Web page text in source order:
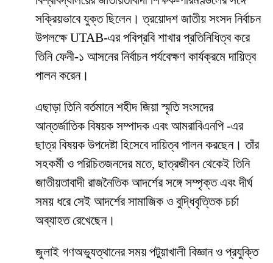
সক্রিয়ভাবে যুক্ত ছিলেন। ত্রয়োদশ জাতীয় সংসদ নির্বাচন
উপলক্ষে UTAB-এর পবিপ্রবি শাখার প্রতিনিধিত্ব করে
তিনি ফেনী-১ আসনের নির্বাচন পর্যবেক্ষণ কার্যক্রমে দায়িত্ব
পালন করেন।
এছাড়া তিনি বর্তমানে শহীদ জিয়া স্মৃতি সংসদের
আন্তর্জাতিক বিষয়ক সম্পাদক এবং আমরাবিএনপি -এর
ছাত্র বিষয়ক উপদেষ্টা হিসেবে দায়িত্ব পালন করছেন। তাঁর
সহকর্মী ও পরিচিতজনদের মতে, ছাত্রজীবন থেকেই তিনি
জাতীয়তাবাদী রাজনৈতিক আদর্শের সঙ্গে সম্পৃক্ত এবং দীর্ঘ
সময় ধরে সেই আদর্শের সামাজিক ও বুদ্ধিবৃত্তিক চর্চা
অব্যাহত রেখেছেন।
জুলাই গণঅভ্যুত্থানের সময় পটুয়াখালী বিজ্ঞান ও প্রযুক্তি